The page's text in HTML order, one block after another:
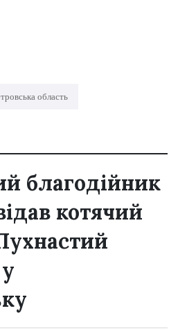
область
благодійник
котячий